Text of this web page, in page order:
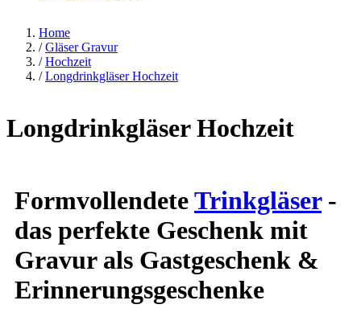
Home
/ Gläser Gravur
/ Hochzeit
/ Longdrinkgläser Hochzeit
Longdrinkgläser Hochzeit
FormvollendeteTrinkgläser-
das perfekte Geschenk mit
Gravur als Gastgeschenk &
Erinnerungsgeschenke